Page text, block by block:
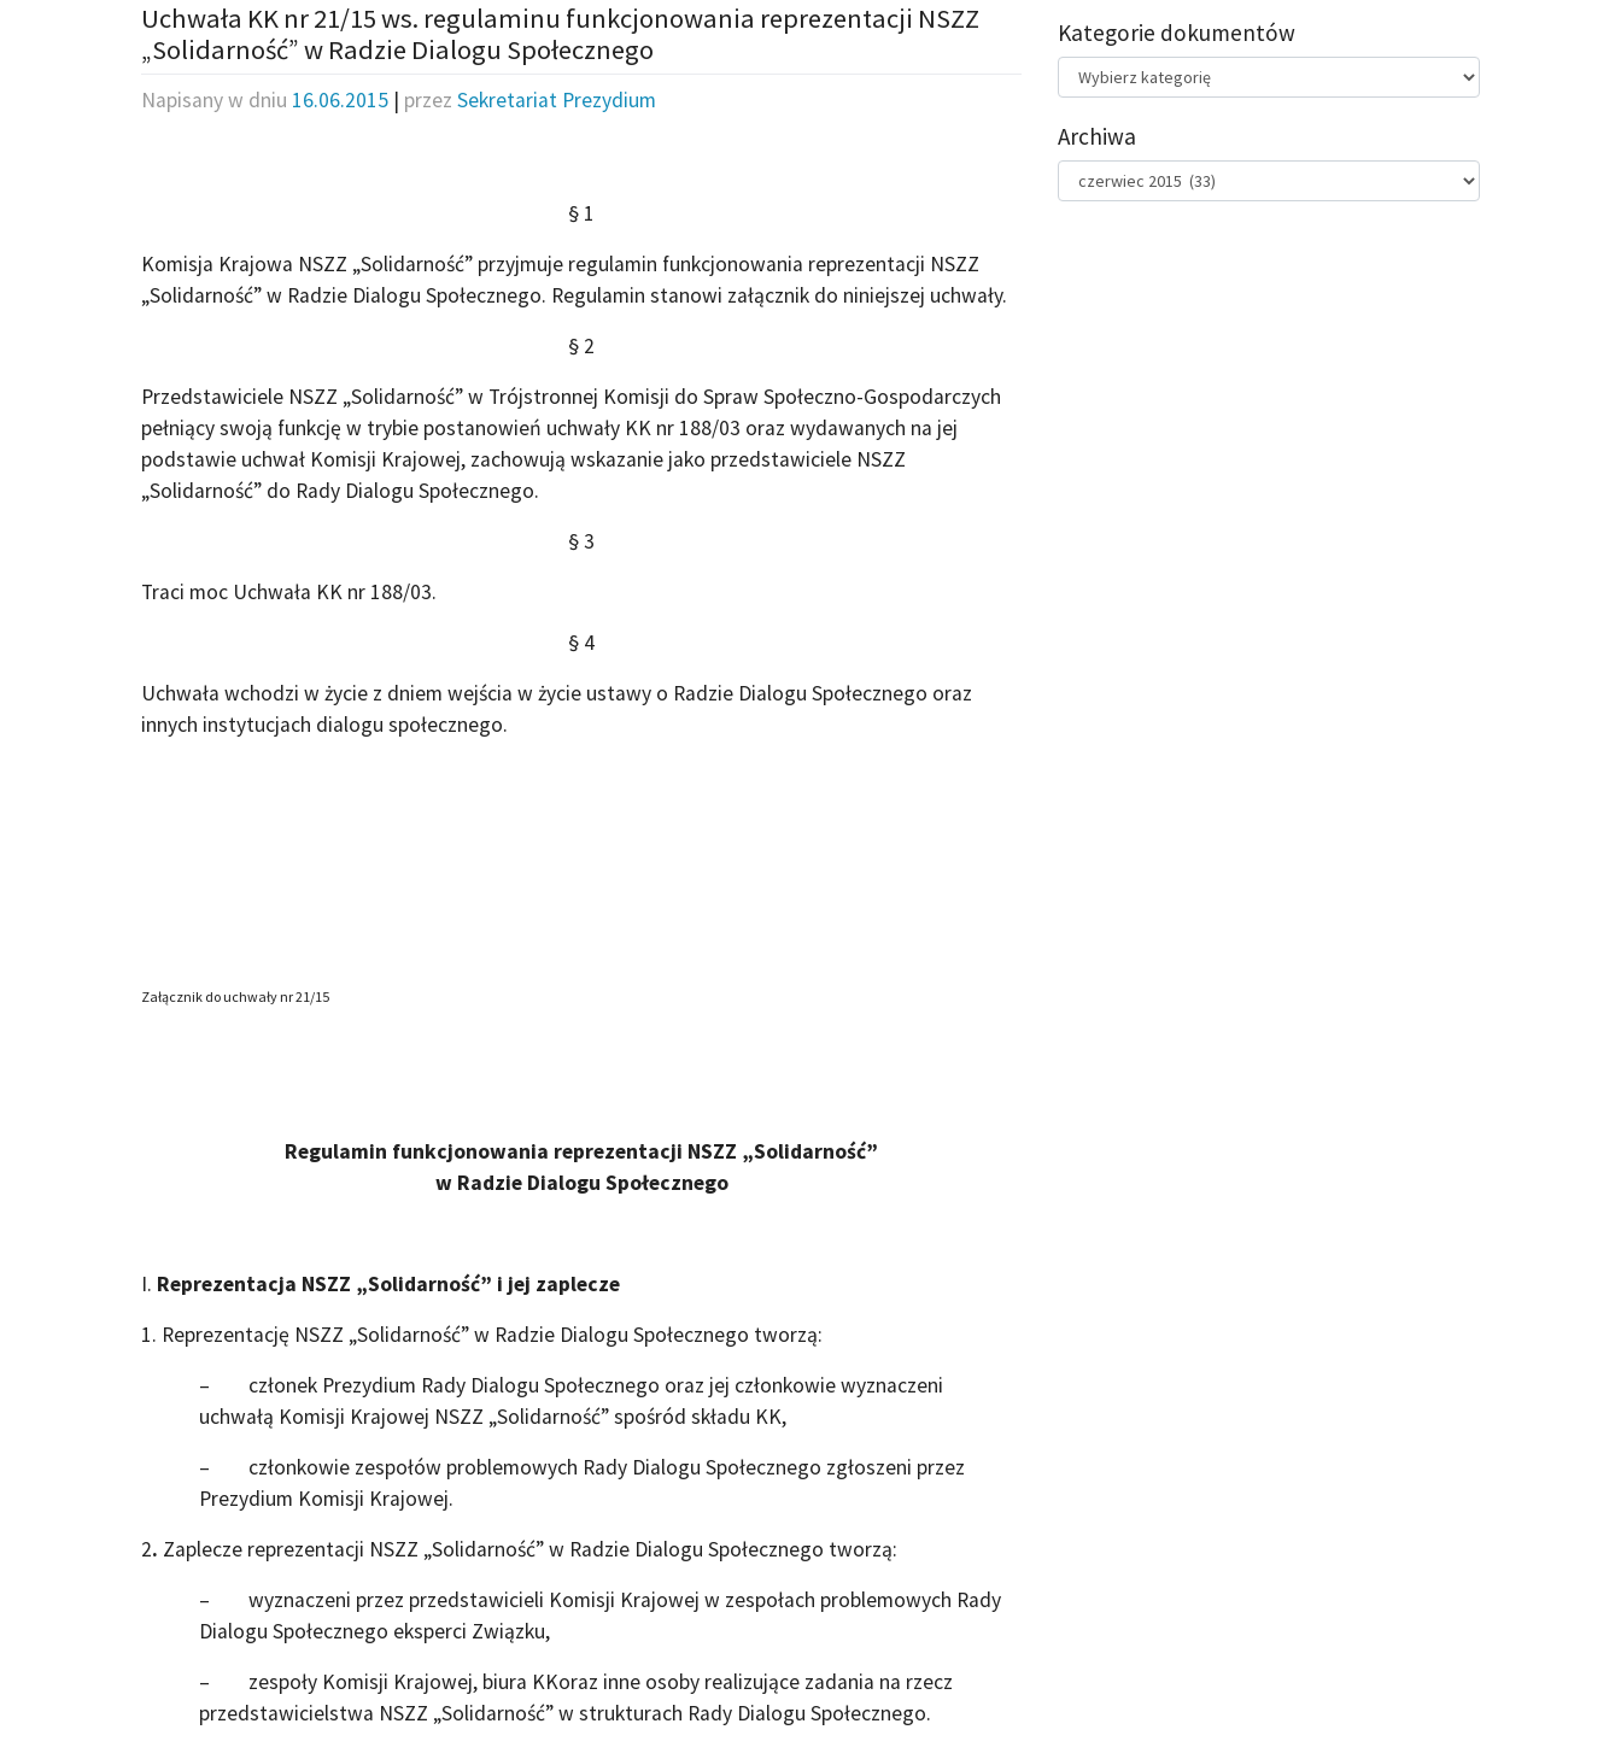
Uchwała KK nr 21/15 ws. regulaminu funkcjonowania reprezentacji NSZZ
„Solidarność” w Radzie Dialogu Społecznego
Napisany w dniu 16.06.2015 | przez Sekretariat Prezydium
§ 1
Komisja Krajowa NSZZ „Solidarność” przyjmuje regulamin funkcjonowania reprezentacji NSZZ
„Solidarność” w Radzie Dialogu Społecznego. Regulamin stanowi załącznik do niniejszej uchwały.
§ 2
Przedstawiciele NSZZ „Solidarność” w Trójstronnej Komisji do Spraw Społeczno-Gospodarczych
pełniący swoją funkcję w trybie postanowień uchwały KK nr 188/03 oraz wydawanych na jej
podstawie uchwał Komisji Krajowej, zachowują wskazanie jako przedstawiciele NSZZ
„Solidarność” do Rady Dialogu Społecznego.
§ 3
Traci moc Uchwała KK nr 188/03.
§ 4
Uchwała wchodzi w życie z dniem wejścia w życie ustawy o Radzie Dialogu Społecznego oraz
innych instytucjach dialogu społecznego.
Załącznik do uchwały nr 21/15
Regulamin funkcjonowania reprezentacji NSZZ „Solidarność”
w Radzie Dialogu Społecznego
I. Reprezentacja NSZZ „Solidarność” i jej zaplecze
1. Reprezentację NSZZ „Solidarność” w Radzie Dialogu Społecznego tworzą:
– członek Prezydium Rady Dialogu Społecznego oraz jej członkowie wyznaczeni
uchwałą Komisji Krajowej NSZZ „Solidarność” spośród składu KK,
– członkowie zespołów problemowych Rady Dialogu Społecznego zgłoszeni przez
Prezydium Komisji Krajowej.
2. Zaplecze reprezentacji NSZZ „Solidarność” w Radzie Dialogu Społecznego tworzą:
– wyznaczeni przez przedstawicieli Komisji Krajowej w zespołach problemowych Rady
Dialogu Społecznego eksperci Związku,
– zespoły Komisji Krajowej, biura KKoraz inne osoby realizujące zadania na rzecz
przedstawicielstwa NSZZ „Solidarność” w strukturach Rady Dialogu Społecznego.
Kategorie dokumentów
Kategorie
dokumentów
Archiwa
Archiwa